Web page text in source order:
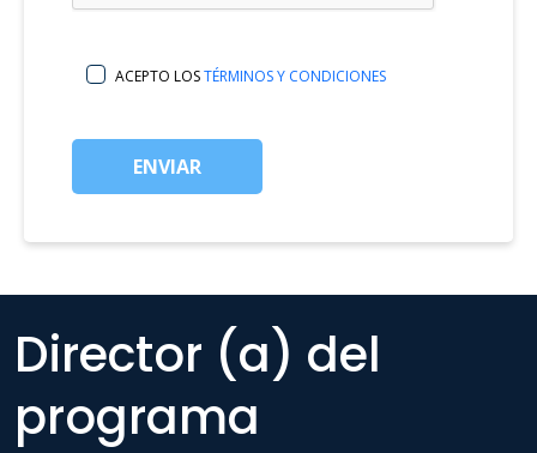
ACEPTO LOSTÉRMINOS Y CONDICIONES
ENVIAR
Director (a) del
programa